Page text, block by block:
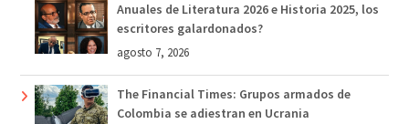
Anuales de Literatura 2026 e Historia 2025, los
escritores galardonados?
agosto 7, 2026
The Financial Times: Grupos armados de
Colombia se adiestran en Ucrania